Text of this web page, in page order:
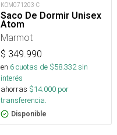
KOM071203-C
Saco De Dormir Unisex
Atom
Marmot
$ 349.990
en 6cuotas de $58.332sin
interés
ahorras $14.000 por
transferencia.
Disponible